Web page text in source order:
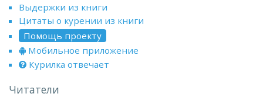
Выдержки из книги
Цитаты о курении из книги
Помощь проекту
Мобильное приложение
Курилка отвечает
Читатели